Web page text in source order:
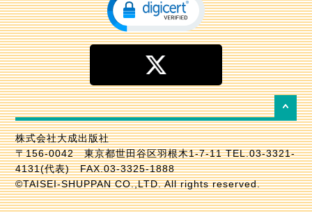
株式会社大成出版社
〒156-0042 東京都世田谷区羽根木1-7-11 TEL.03-3321-
4131(代表) FAX.03-3325-1888
©TAISEI-SHUPPAN CO.,LTD. All rights reserved.